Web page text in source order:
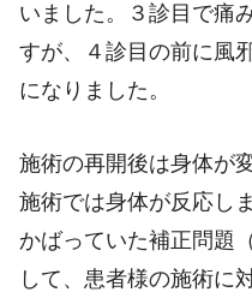
いました。３診目で痛
すが、４診目の前に風
になりました。
施術の再開後は身体が
施術では身体が反応し
かばっていた補正問題
して、患者様の施術に